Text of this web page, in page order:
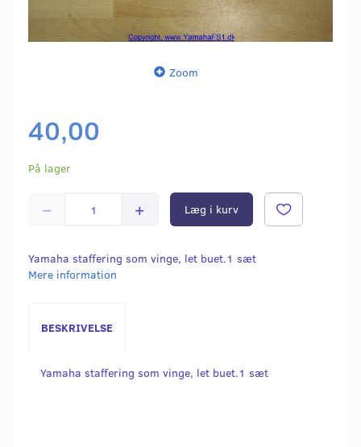
Zoom
40,00
På lager
Læg i kurv
Yamaha staffering som vinge, let buet.1 sæt
Mere information
BESKRIVELSE
Yamaha staffering som vinge, let buet.1 sæt